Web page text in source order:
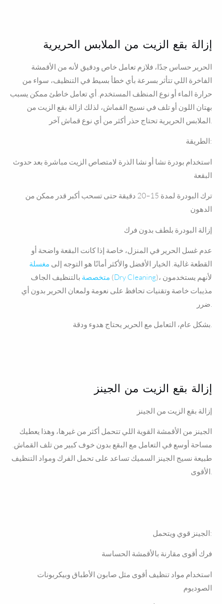
إزالة بقع الزيت من الملابس الحريرية
الحرير حساس جدًا، فلازم تعامل خاص ودقيق لأنه من الأقمشة
الفاخرة اللي تتأثر بسرعة بأي خطأ بسيط في التنظيف، سواء من
حرارة الماء أو نوع المنظف المستخدم. أي تعامل خاطئ ممكن يسبب
بهتان اللون أو تلف في نسيج القماش، لذلك ازالة بقع الزيت من
الملابس الحريرية تحتاج حذر أكثر من أي نوع قماش آخر.
الطريقة:
استخدام بودرة نشا أو نشا الذرة لامتصاص الزيت مباشرة بعد حدوث
البقعة
ترك البودرة لمدة 15–20 دقيقة حتى تسحب أكبر قدر ممكن من
الدهون
إزالة البودرة بلطف بدون فرك
عدم غسل الحرير في المنزل، خاصة إذا كانت البقعة واضحة أو
القطعة غالية. الخيار الأفضل والأكثر أمانًا هو التوجه إلى مغسلة
متخصصة بالتنظيف الجاف (Dry Cleaning)، لأنهم يستخدمون
مذيبات خاصة وتقنيات تحافظ على نعومة ولمعان الحرير بدون أي
ضرر.
بشكل عام، التعامل مع الحرير يحتاج هدوء ودقة.
إزالة بقع الزيت من الجينز
إزالة بقع الزيت من الجينز
الجينز من الأقمشة القوية اللي تتحمل أكثر من غيرها، وهذا يعطيك
مساحة أوسع في التعامل مع البقع بدون خوف كبير من تلف القماش.
طبيعة نسيج الجينز السميك تساعد على تحمل الفرك ومواد التنظيف
الأقوى.
الجينز قوي ويتحمل:
فرك أقوى مقارنة بالأقمشة الحساسة
استخدام مواد تنظيف أقوى مثل صابون الأطباق وبيكربونات
الصوديوم